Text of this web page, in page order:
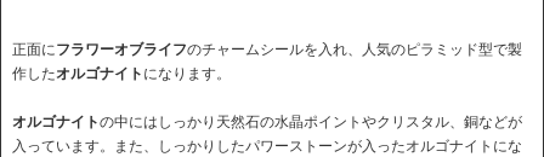
正面にフラワーオブライフのチャームシールを入れ、人気のピラミッド型で製
作したオルゴナイト になります。
オルゴナイトの中にはしっかり天然石の水晶ポイントやクリスタル、銅などが
入っています。また、しっかりしたパワーストーンが入ったオルゴナイトにな